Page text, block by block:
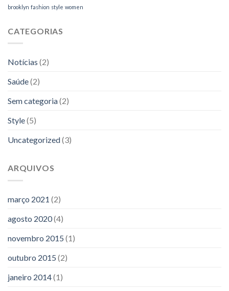
brooklyn fashion style women
CATEGORIAS
Notícias (2)
Saúde(2)
Sem categoria(2)
Style(5)
Uncategorized(3)
ARQUIVOS
março 2021 (2)
agosto 2020(4)
novembro 2015 (1)
outubro 2015 (2)
janeiro 2014(1)